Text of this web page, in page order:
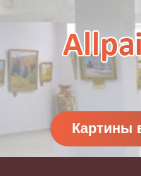
Картины
и современников
Картины